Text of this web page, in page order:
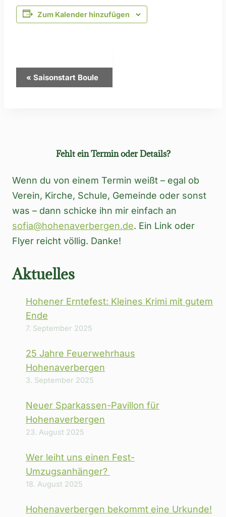
Zum Kalender hinzufügen
Veranstaltung-
« Saisonstart Boule
Fehlt ein Termin oder Details?
Wenn du von einem Termin weißt – egal ob
Verein, Kirche, Schule, Gemeinde oder sonst
was – dann schicke ihn mir einfach an
sofia@hohenaverbergen.de. Ein Link oder
Flyer reicht völlig. Danke!
Aktuelles
Hohener Erntefest: Kleines Krimi mit gutem
Ende
7. September 2025
25 Jahre Feuerwehrhaus
Hohenaverbergen
3. September 2025
Neuer Sparkassen-Pavillon für
Hohenaverbergen
23. August 2025
Wer leiht uns einen Fest-
Umzugsanhänger?
18. August 2025
Hohenaverbergen bekommt eine Urkunde!